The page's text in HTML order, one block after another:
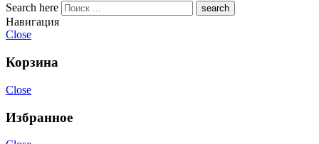
Search here
Навигация
Close
Корзина
Close
Избранное